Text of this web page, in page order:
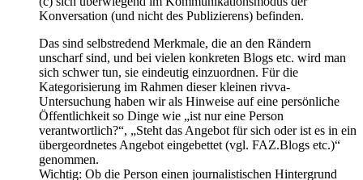
Konversation (und nicht des Publizierens) befinden.
Das sind selbstredend Merkmale, die an den Rändern
unscharf sind, und bei vielen konkreten Blogs etc. wird man
sich schwer tun, sie eindeutig einzuordnen. Für die
Kategorisierung im Rahmen dieser kleinen rivva-
Untersuchung haben wir als Hinweise auf eine persönliche
Öffentlichkeit so Dinge wie „ist nur eine Person
verantwortlich?“, „Steht das Angebot für sich oder ist es in ein
übergeordnetes Angebot eingebettet (vgl. FAZ.Blogs etc.)“
genommen.
Wichtig: Ob die Person einen journalistischen Hintergrund